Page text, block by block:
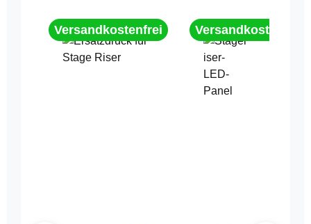
Versandkostenfrei Versandkostenfrei